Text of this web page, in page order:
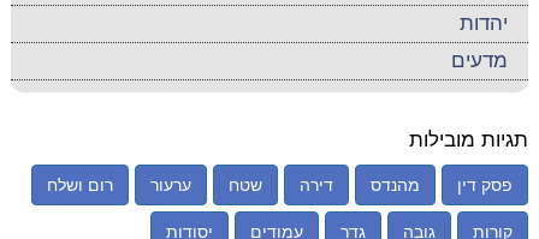
יהדות
מדעים
תגיות מובילות
פסק דין מהנדס דירה שטח ערעור רום ושלח
קורות גובה גדר עמודים יסודות